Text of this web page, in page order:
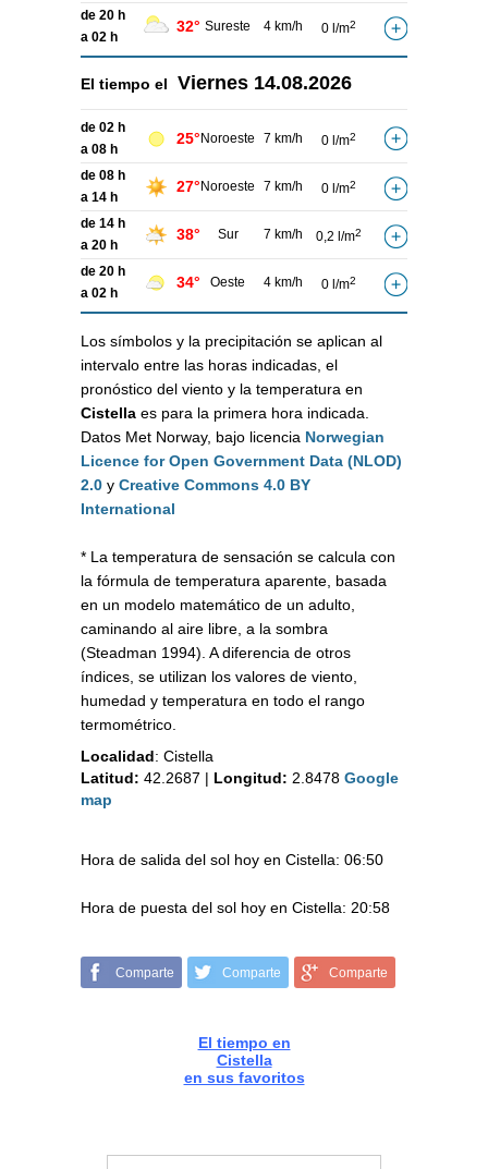
de 20 h
a 02 h
32° Sureste 4 km/h 0 l/m2
El tiempo el Viernes 14.08.2026
de 02 h
a 08 h
25° Noroeste 7 km/h 0 l/m2
de 08 h
a 14 h
27° Noroeste 7 km/h 0 l/m2
de 14 h
a 20 h
38° Sur 7 km/h 0,2 l/m2
de 20 h
a 02 h
34° Oeste 4 km/h 0 l/m2
Los símbolos y la precipitación se aplican al
intervalo entre las horas indicadas, el
pronóstico del viento y la temperatura en
Cistella es para la primera hora indicada.
Datos Met Norway, bajo licencia Norwegian
Licence for Open Government Data (NLOD)
2.0 y Creative Commons 4.0 BY
International
* La temperatura de sensación se calcula con
la fórmula de temperatura aparente, basada
en un modelo matemático de un adulto,
caminando al aire libre, a la sombra
(Steadman 1994). A diferencia de otros
índices, se utilizan los valores de viento,
humedad y temperatura en todo el rango
termométrico.
Localidad: Cistella
Latitud: 42.2687 | Longitud: 2.8478 Google
map
Hora de salida del sol hoy en Cistella: 06:50
Hora de puesta del sol hoy en Cistella: 20:58
Comparte Comparte Comparte
El tiempo en
Cistella
en sus favoritos